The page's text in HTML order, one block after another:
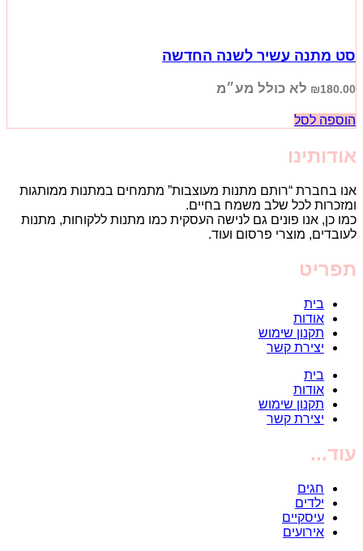
סט מתנה עשיר לשנה החדשה
₪180.00 לא כולל מע״מ
הוספה לסל
אודותינו
אנו בחברת “רותם מתנות מעוצבות” מתמחים במתנות ממותגות
ומזכרות לכל שלב משמח בחיים.
כמו כן, אנו פונים גם לנישה העסקית כמו מתנות ללקוחות, מתנות
לעובדים, מוצרי פרסום ועוד.
תפריט
בית
אודות
תקנון שימוש
יצירת קשר
בית
אודות
תקנון שימוש
יצירת קשר
עוד...
חגים
ילדים
עיסקיים
אירועים